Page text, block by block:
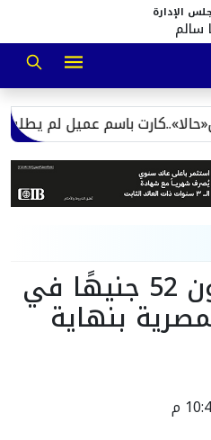
الإدارة
سالم
باسم عميل لم يطلبه
الدولار يهبط دون 52 جنيهًا في
بنهاية